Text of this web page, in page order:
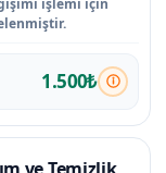
1.500₺
ve Temizlik